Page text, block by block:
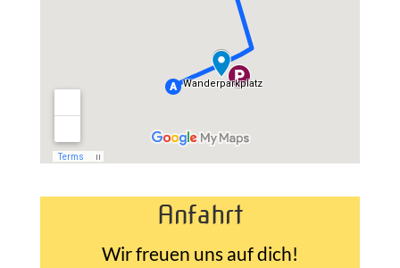
Anfahrt
Wir freuen uns auf dich!